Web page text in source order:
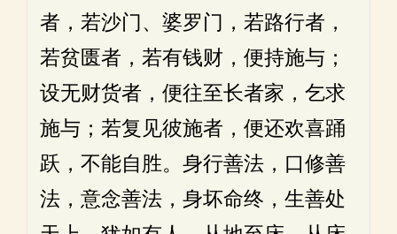
者，若沙门、婆罗门，若路行者，
若贫匮者，若有钱财，便持施与；
设无财货者，便往至长者家，乞求
施与；若复见彼施者，便还欢喜踊
跃，不能自胜。身行善法，口修善
法，意念善法，身坏命终，生善处